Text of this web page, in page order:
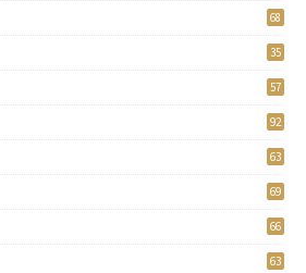
68
35
57
92
63
69
66
63